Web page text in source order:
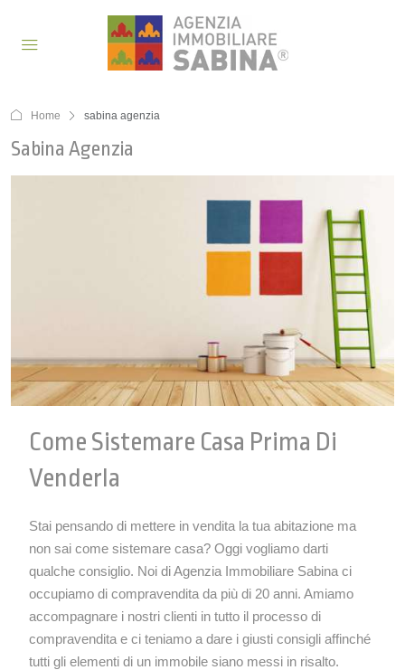
Home sabina agenzia
Sabina Agenzia
Come Sistemare Casa Prima Di
Venderla
Stai pensando di mettere in vendita la tua abitazione ma
non sai come sistemare casa? Oggi vogliamo darti
qualche consiglio. Noi di Agenzia Immobiliare Sabina ci
occupiamo di compravendita da più di 20 anni. Amiamo
accompagnare i nostri clienti in tutto il processo di
compravendita e ci teniamo a dare i giusti consigli affinché
tutti gli elementi di un immobile siano messi in risalto.